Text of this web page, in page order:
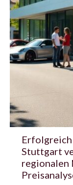
Stuttgart
regionalen